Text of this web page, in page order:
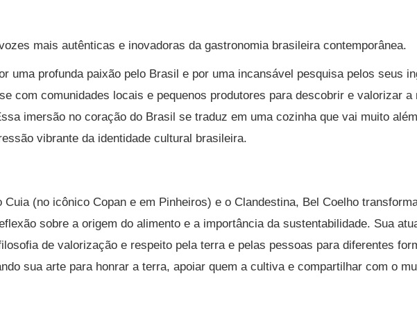
mais autênticas e inovadoras da gastronomia brasileira contemporânea.
uma profunda paixão pelo Brasil e por uma incansável pesquisa pelos seus
com comunidades locais e pequenos produtores para descobrir e valorizar
imersão no coração do Brasil se traduz em uma cozinha que vai muito
vibrante da identidade cultural brasileira.
(no icônico Copan e em Pinheiros) e o Clandestina, Bel Coelho
sobre a origem do alimento e a importância da sustentabilidade. Sua
de valorização e respeito pela terra e pelas pessoas para diferentes
sua arte para honrar a terra, apoiar quem a cultiva e compartilhar com o